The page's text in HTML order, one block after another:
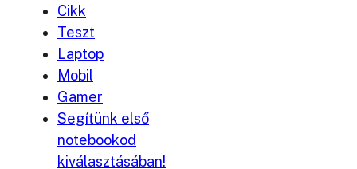
Cikk
Teszt
Laptop
Mobil
Gamer
Segítünk első
notebookod
kiválasztásában!